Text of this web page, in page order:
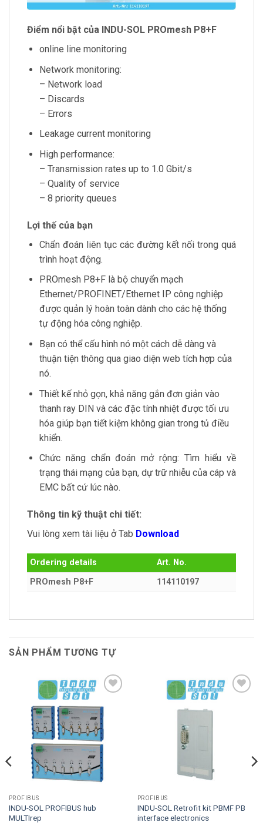
Điểm nổi bật của INDU-SOL PROmesh P8+F
online line monitoring
Network monitoring:
– Network load
– Discards
– Errors
Leakage current monitoring
High performance:
– Transmission rates up to 1.0 Gbit/s
– Quality of service
– 8 priority queues
Lợi thế của bạn
Chẩn đoán liên tục các đường kết nối trong quá
trình hoạt động.
PROmesh P8+F là bộ chuyển mạch
Ethernet/PROFINET/Ethernet IP công nghiệp
được quản lý hoàn toàn dành cho các hệ thống
tự động hóa công nghiệp.
Bạn có thể cấu hình nó một cách dễ dàng và
thuận tiện thông qua giao diện web tích hợp của
nó.
Thiết kế nhỏ gọn, khả năng gắn đơn giản vào
thanh ray DIN và các đặc tính nhiệt được tối ưu
hóa giúp bạn tiết kiệm không gian trong tủ điều
khiển.
Chức năng chẩn đoán mở rộng: Tìm hiểu về
trạng thái mạng của bạn, dự trữ nhiễu của cáp và
EMC bất cứ lúc nào.
Thông tin kỹ thuật chi tiết:
Vui lòng xem tài liệu ở Tab Download
Ordering details
Art. No.
PROmesh P8+F
114110197
SẢN PHẨM TƯƠNG TỰ
Thêm vào
SP ưa thích
PROFIBUS
INDU-SOL PROFIBUS hub
MULTIrep
Thêm vào
SP ưa thích
PROFIBUS
INDU-SOL Retrofit kit PBMF PB
interface electronics